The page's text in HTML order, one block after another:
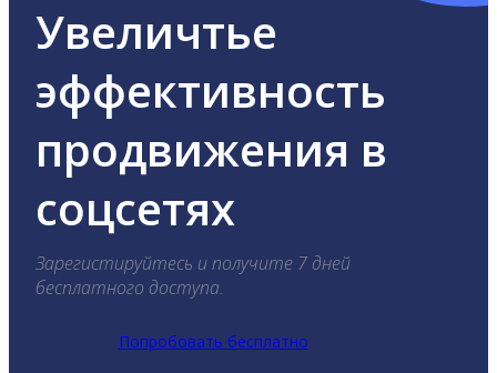
Увеличтье
эффективность
продвижения в
соцсетях
Зарегистируйтесь и получите 7 дней
бесплатного доступа.
Попробовать бесплатно